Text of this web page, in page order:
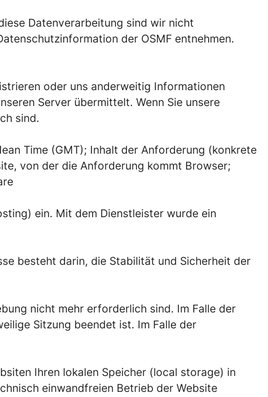
Datenverarbeitung sind wir nicht
der OSMF entnehmen.
oder uns anderweitig Informationen
Server übermittelt. Wenn Sie unsere
sind.
Time (GMT); Inhalt der Anforderung (konkrete
von der die Anforderung kommt Browser;
ein. Mit dem Dienstleister wurde ein
besteht darin, die Stabilität und Sicherheit der
nicht mehr erforderlich sind. Im Falle der
Sitzung beendet ist. Im Falle der
Ihren lokalen Speicher (local storage) in
einwandfreien Betrieb der Website